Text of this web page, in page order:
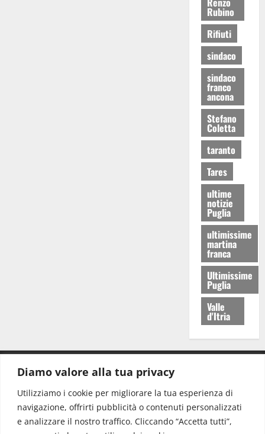
Diamo valore alla tua privacy
Utilizziamo i cookie per migliorare la tua esperienza di
navigazione, offrirti pubblicità o contenuti personalizzati
e analizzare il nostro traffico. Cliccando “Accetta tutti”,
Rubino
Rifiuti
sindaco
sindaco
franco
ancona
Stefano
Coletta
taranto
Tares
ultime
notizie
Puglia
ultimissime
martina
franca
Ultimissime
Puglia
Valle
d'Itria
Redazione: redazione@www.martinasera.it
Direttore:direttore@www.martinasera.it